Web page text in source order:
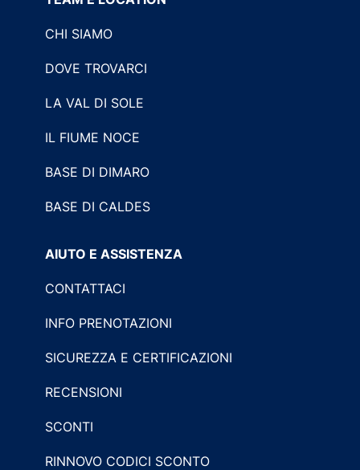
CHI SIAMO
DOVE TROVARCI
LA VAL DI SOLE
IL FIUME NOCE
BASE DI DIMARO
BASE DI CALDES
AIUTO E ASSISTENZA
CONTATTACI
INFO PRENOTAZIONI
SICUREZZA E CERTIFICAZIONI
RECENSIONI
SCONTI
RINNOVO CODICI SCONTO